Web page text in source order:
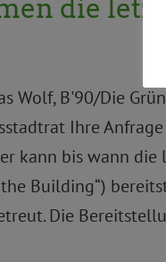
die
Wolf, B'90/Die
Ihre
kann bis wann
Building“)
Die